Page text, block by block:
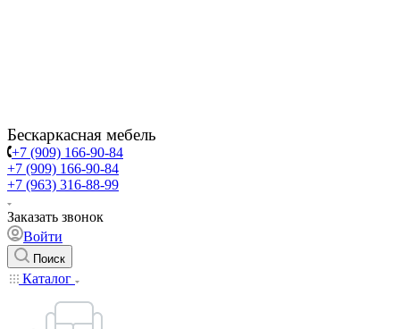
Бескаркасная мебель
+7 (909) 166-90-84
+7 (909) 166-90-84
+7 (963) 316-88-99
Заказать звонок
Войти
Поиск
Каталог